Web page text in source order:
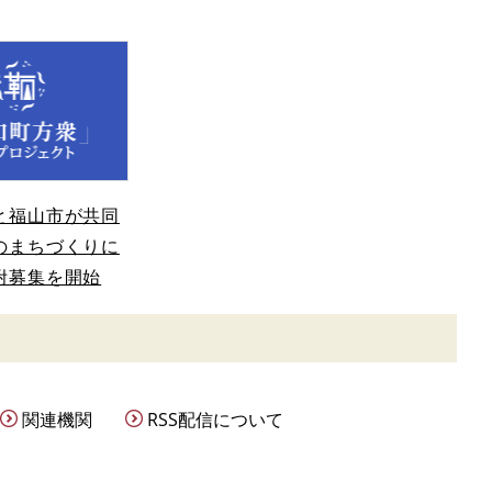
福山市が共同
まちづくりに
募集を開始
関連機関 RSS配信について